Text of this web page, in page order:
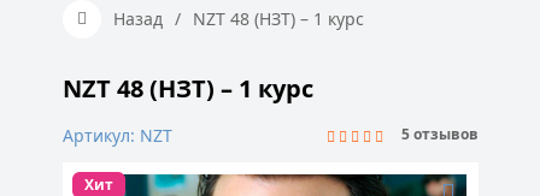
Назад / NZT 48 (НЗТ) – 1 курс
NZT 48 (НЗТ) – 1 курс
Артикул: NZT 5 отзывов
Хит